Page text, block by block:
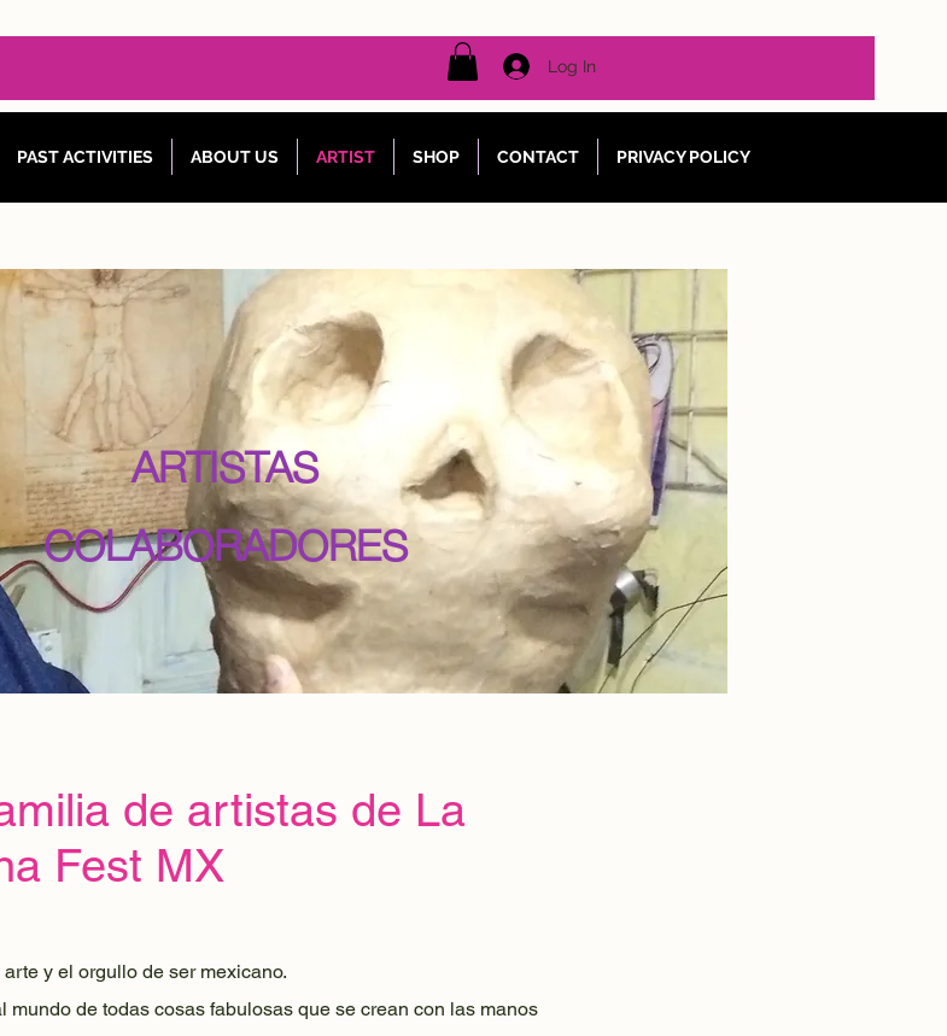
Log In
PAST ACTIVITIES ABOUT US ARTIST SHOP CONTACT PRIVACY POLICY
ARTISTAS
COLABORADORES
de artistas de La
Fest MX
y el orgullo de ser mexicano.
de todas cosas fabulosas que se crean con las manos